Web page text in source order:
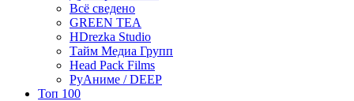
Всё сведено
GREEN TEA
HDrezka Studio
Тайм Медиа Групп
Head Pack Films
РуАниме / DEEP
Топ 100